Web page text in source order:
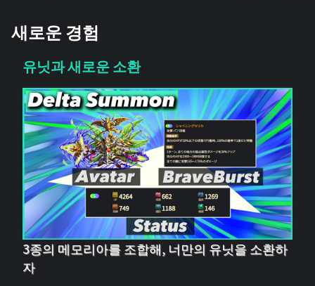
새로운 경험
유닛과 새로운 소환
3종의 메모리아를 조합해, 너만의 유닛을 소환하
자